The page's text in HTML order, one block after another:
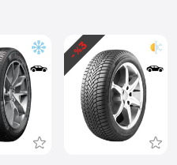
- %
3